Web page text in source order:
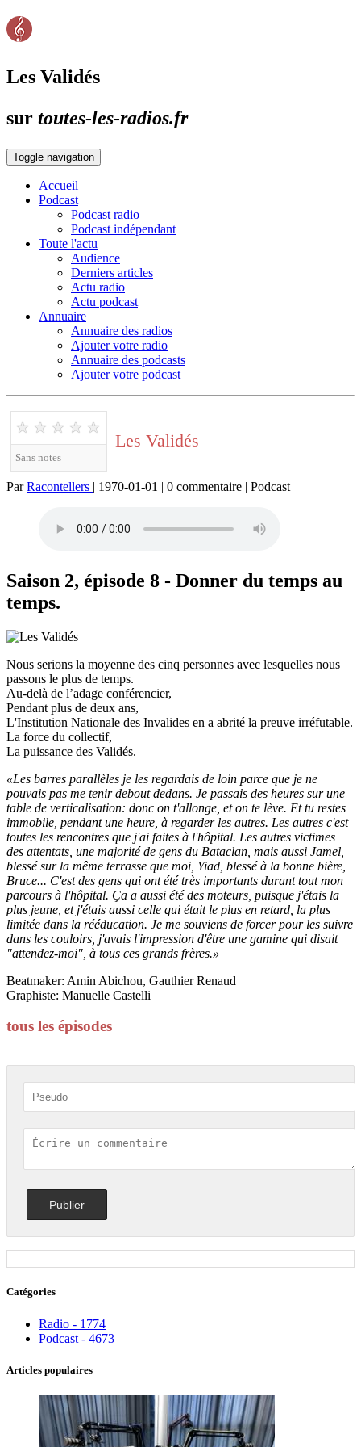
Les Validés
sur toutes-les-radios.fr
Toggle navigation
Accueil
Podcast
Podcast radio
Podcast indépendant
Toute l'actu
Audience
Derniers articles
Actu radio
Actu podcast
Annuaire
Annuaire des radios
Ajouter votre radio
Annuaire des podcasts
Ajouter votre podcast
★ ★ ★ ★ ★
Sans notes
Les Validés
ParRacontellers | 1970-01-01 | 0 commentaire | Podcast
Saison 2, épisode 8 - Donner du temps au
temps.
Nous serions la moyenne des cinq personnes avec lesquelles nous
passons le plus de temps.
Au-delà de l’adage conférencier,
Pendant plus de deux ans,
L'Institution Nationale des Invalides en a abrité la preuve irréfutable.
La force du collectif,
La puissance des Validés.
«Les barres parallèles je les regardais de loin parce que je ne
pouvais pas me tenir debout dedans. Je passais des heures sur une
table de verticalisation: donc on t'allonge, et on te lève. Et tu restes
immobile, pendant une heure, à regarder les autres. Les autres c'est
toutes les rencontres que j'ai faites à l'hôpital. Les autres victimes
des attentats, une majorité de gens du Bataclan, mais aussi Jamel,
blessé sur la même terrasse que moi, Yiad, blessé à la bonne bière,
Bruce... C'est des gens qui ont été très importants durant tout mon
parcours à l'hôpital. Ça a aussi été des moteurs, puisque j'étais la
plus jeune, et j'étais aussi celle qui était le plus en retard, la plus
limitée dans la rééducation. Je me souviens de forcer pour les suivre
dans les couloirs, j'avais l'impression d'être une gamine qui disait
"attendez-moi", à tous ces grands frères.»
Beatmaker: Amin Abichou, Gauthier Renaud
Graphiste: Manuelle Castelli
tous les épisodes
Catégories
Radio - 1774
Podcast - 4673
Articles populaires